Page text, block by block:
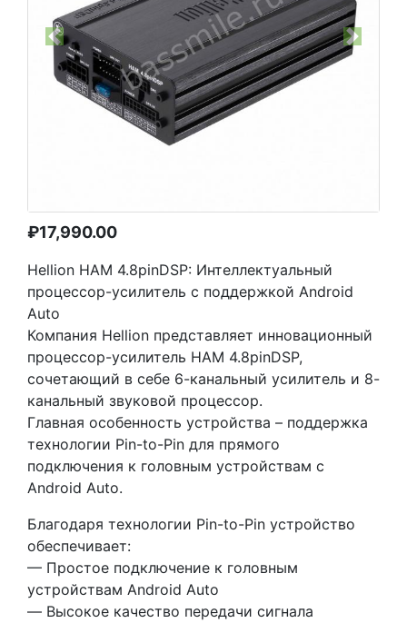
Previous Next
₽17,990.00
Hellion HAM 4.8pinDSP: Интеллектуальный
процессор-усилитель с поддержкой Android
Auto
Компания Hellion представляет инновационный
процессор-усилитель HAM 4.8pinDSP,
сочетающий в себе 6-канальный усилитель и 8-
канальный звуковой процессор.
Главная особенность устройства – поддержка
технологии Pin-to-Pin для прямого
подключения к головным устройствам с
Android Auto.
Благодаря технологии Pin-to-Pin устройство
обеспечивает:
— Простое подключение к головным
устройствам Android Auto
— Высокое качество передачи сигнала